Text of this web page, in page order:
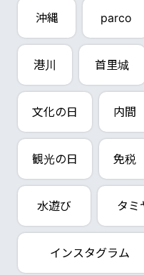
沖縄 parco
港川 首里城
文化の日 内間
観光の日 免税
水遊び タミ
インスタグラム